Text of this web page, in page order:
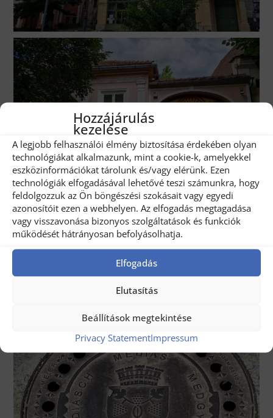
Hozzájárulás
kezelése
A legjobb felhasználói élmény biztosítása érdekében olyan
technológiákat alkalmazunk, mint a cookie-k, amelyekkel
eszközinformációkat tárolunk és/vagy elérünk. Ezen
technológiák elfogadásával lehetővé teszi számunkra, hogy
feldolgozzuk az Ön böngészési szokásait vagy egyedi
azonosítóit ezen a webhelyen. Az elfogadás megtagadása
vagy visszavonása bizonyos szolgáltatások és funkciók
működését hátrányosan befolyásolhatja.
Elfogadás
Elutasítás
Beállítások megtekintése
Privacy StatementImpressum